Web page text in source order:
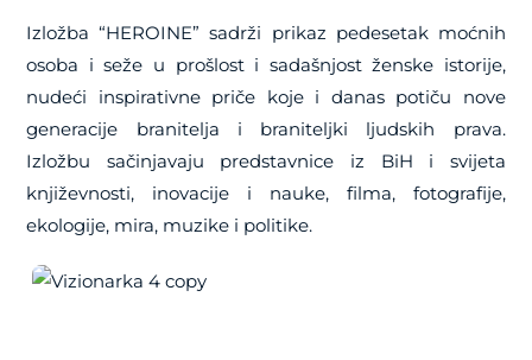
Izložba “HEROINE” sadrži prikaz pedesetak moćnih
osoba i seže u prošlost i sadašnjost ženske istorije,
nudeći inspirativne priče koje i danas potiču nove
generacije branitelja i braniteljki ljudskih prava.
Izložbu sačinjavaju predstavnice iz BiH i svijeta
književnosti, inovacije i nauke, filma, fotografije,
ekologije, mira, muzike i politike.